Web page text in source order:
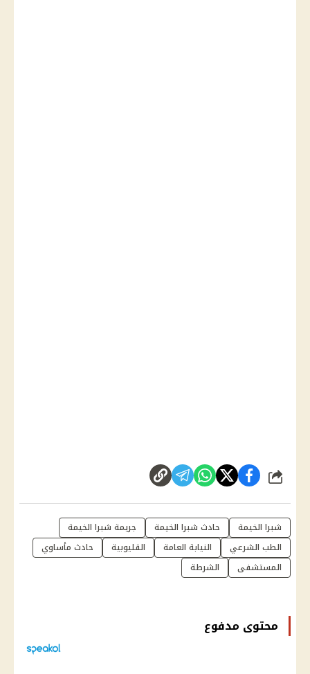
شارك
شبرا الخيمة حادث شبرا الخيمة
جريمة شبرا الخيمة
الطب الشرعي
النيابة العامة القليوبية
حادث مأساوي
المستشفى
الشرطة
محتوى مدفوع